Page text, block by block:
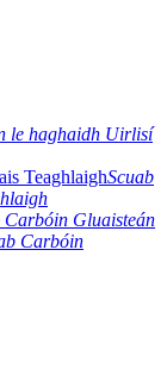
le haghaidh Uirlisí
Scuab
Carbóin Gluaisteán
Carbóin